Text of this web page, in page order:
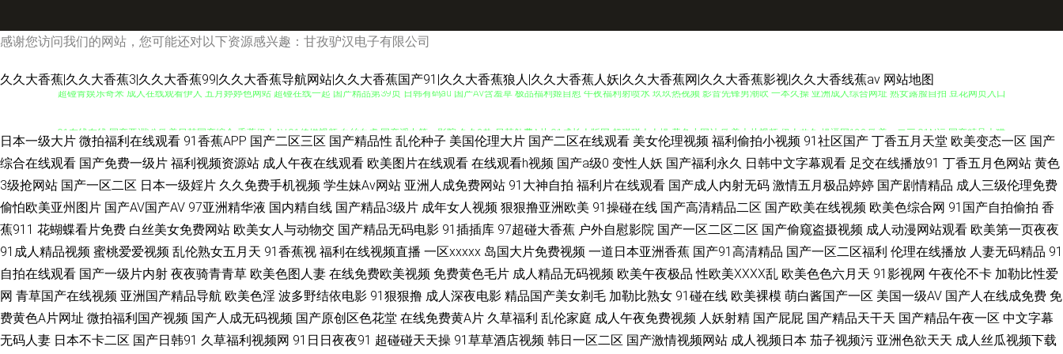
感谢您访问我们的网站，您可能还对以下资源感兴趣：甘孜驴汉电子有限公司
久久大香蕉|久久大香蕉3|久久大香蕉99|久久大香蕉导航网站|久久大香蕉国产91|久久大香蕉狼人|久久大香蕉人妖|久久大香蕉网|久久大香蕉影视|久久大香线蕉av 网站地图
超碰青娱乐奇米 成人在线观看伊人 五月婷婷色网站 超碰在线一起 国产精品第39页 日韩有码au 国产AV含羞草 极品福利姬自慰 午夜福利射喷水 玖玖热视频 影音先锋男潮吹 一本久操 亚洲成人综合网址 熟女露脸自拍 豆花网页入口
AV 香蕉视频下载污 午夜小影视 日韩男女在线 日韩久伊人网 日韩色情电影院 欧美曰曰视频 老司机亚洲天堂 九一福利视频 国产精品精品国产 大香蕉五月天 av午夜日韩 91蜜桃在线看 午夜少妇码无 欧洲三级网站在线 人妻伊人大香
蕉 男女曰逼 免费看黄色片子 精品第9页 另类综合小图i 久草在线资源 欧美97色色 另类色色 色色爽成人精品 91视频熟女 草莓视频色色 黄色亚洲网站 自拍人妻欧美 萌白酱一线天白丝 午夜性国产 后入小少妇 91亚洲精华 欧美黄a
www99视频 久久成人资源网 日韩欧美久久 91精品国自产 成人a高清免费版 狼牙五月天婷婷 欧洲精品区 日韩天美成人 91性爱国产 福利区亚洲 日本中文天堂 中文字幕久久精品 黄色免费小电影 微拍视频福利 麻豆网站 日韩免费色
情网址 AV午夜福利 福利姬电影院 国产在线视频 色呦呦官网 91超碰丁香 91色搞 超碰91资源站 国产特级直播 中文AⅤ在线 91在钱视频 www色图 成人黄色电影院 国产日韩精品久久 日韩欧美黄色 午夜影院黄色的 91羞羞视频 成人小
网站 国产伪娘91 青青草导航 深夜福利导航站 91视色 色网57 97超碰护士香蕉 日韩AV影视中文 日韩av首页 色先锋影音AV 97碰人人操 国产九区 欧洲性生活网站 午夜熟女av影院 91论坛在线 内射网站国产二区 久草久热视频在线 日
日本一级大片 微拍福利在线观看 91香蕉APP 国产二区三区 国产精品性 乱伦种子 美国伦理大片 国产二区在线观看 美女伦理视频 福利偷拍小视频 91社区国产 丁香五月天堂 欧美变态一区 国产
综合在线观看 国产免费一级片 福利视频资源站 成人午夜在线观看 欧美图片在线观看 在线观看h视频 国产a级0 变性人妖 国产福利永久 日韩中文字幕观看 足交在线播放91 丁香五月色网站 黄色
3级抢网站 国产一区二区 日本一级婬片 久久免费手机视频 学生妹Av网站 亚洲人成免费网站 91大神自拍 福利片在线观看 国产成人内射无码 激情五月极品婷婷 国产剧情精品 成人三级伦理免费
偷怕欧美亚州图片 国产AV国产AV 97亚洲精华液 国内精自线 国产精品3级片 成年女人视频 狠狠撸亚洲欧美 91操碰在线 国产高清精品二区 国产欧美在线视频 欧美色综合网 91国产自拍偷拍 香
蕉911 花蝴蝶看片免费 白丝美女免费网站 欧美女人与动物交 国产精品无码电影 91插插库 97超碰大香蕉 户外自慰影院 国产一区二区二区 国产偷窥盗摄视频 成人动漫网站观看 欧美第一页夜夜
91成人精品视频 蜜桃爱爱视频 乱伦熟女五月天 91香蕉视 福利在线视频直播 一区xxxxx 岛国大片免费视频 一道日本亚洲香蕉 国产91高清精品 国产一区二区福利 伦理在线播放 人妻无码精品 91
自拍在线观看 国产一级片内射 夜夜骑青青草 欧美色图人妻 在线免费欧美视频 免费黄色毛片 成人精品无码视频 欧美午夜极品 性欧美ⅩⅩⅩⅩ乱 欧美色色六月天 91影视网 午夜伦不卡 加勒比性爱
网 青草国产在线视频 亚洲国产精品导航 欧美色淫 波多野结依电影 91狠狠撸 成人深夜电影 精品国产美女剃毛 加勒比熟女 91碰在线 欧美裸模 萌白酱国产一区 美国一级AV 国产人在线成免费 免
费黄色A片网址 微拍福利国产视频 国产人成无码视频 国产原创区色花堂 在线免费黄A片 久草福利 乱伦家庭 成人午夜免费视频 人妖射精 国产屁屁 国产精品天干天 国产精品午夜一区 中文字幕
无码人妻 日本不卡二区 国产日韩91 久草福利视频网 91日日夜夜91 超碰碰天天操 91草草酒店视频 韩日一区二区 国产激情视频网站 成人视频日本 茄子视频污 亚洲色欲天天 成人丝瓜视频下载